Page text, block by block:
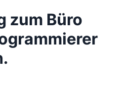
zum Büro